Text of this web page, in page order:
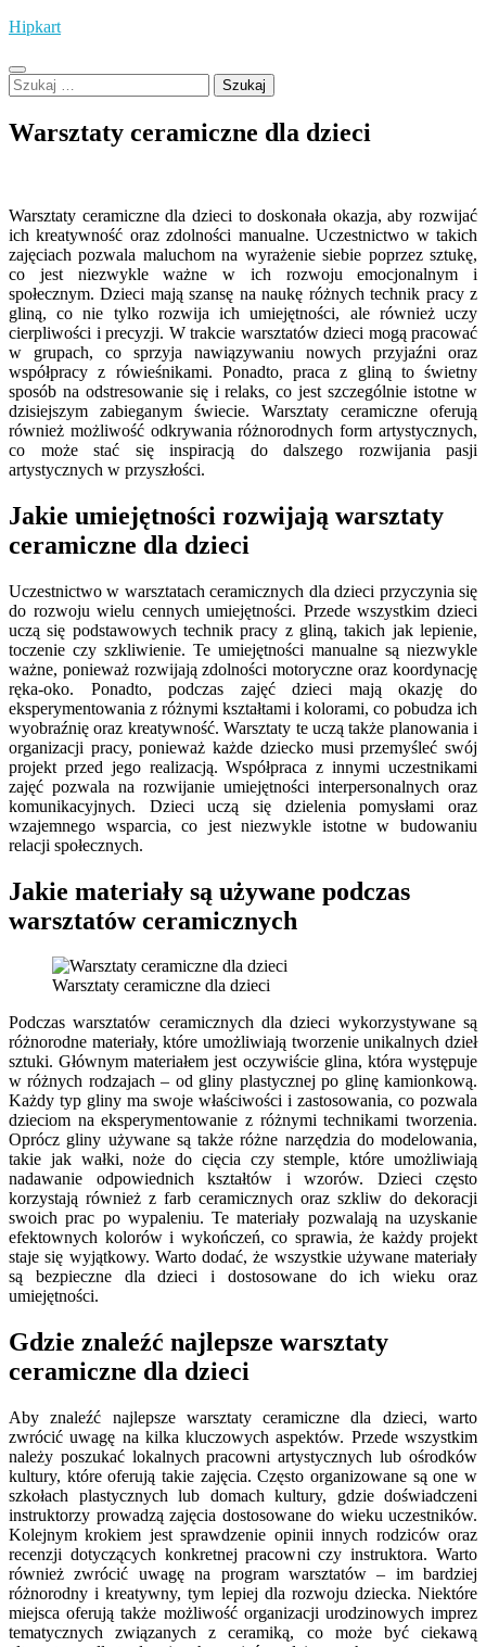
Skip
content
Hipkart
Szukaj:
Warsztaty ceramiczne dla dzieci
Warsztaty ceramiczne dla dzieci to doskonała okazja, aby rozwijać
ich kreatywność oraz zdolności manualne. Uczestnictwo w takich
zajęciach pozwala maluchom na wyrażenie siebie poprzez sztukę,
co jest niezwykle ważne w ich rozwoju emocjonalnym i
społecznym. Dzieci mają szansę na naukę różnych technik pracy z
gliną, co nie tylko rozwija ich umiejętności, ale również uczy
cierpliwości i precyzji. W trakcie warsztatów dzieci mogą pracować
w grupach, co sprzyja nawiązywaniu nowych przyjaźni oraz
współpracy z rówieśnikami. Ponadto, praca z gliną to świetny
sposób na odstresowanie się i relaks, co jest szczególnie istotne w
dzisiejszym zabieganym świecie. Warsztaty ceramiczne oferują
również możliwość odkrywania różnorodnych form artystycznych,
co może stać się inspiracją do dalszego rozwijania pasji
artystycznych w przyszłości.
Jakie umiejętności rozwijają warsztaty
ceramiczne dla dzieci
Uczestnictwo w warsztatach ceramicznych dla dzieci przyczynia się
do rozwoju wielu cennych umiejętności. Przede wszystkim dzieci
uczą się podstawowych technik pracy z gliną, takich jak lepienie,
toczenie czy szkliwienie. Te umiejętności manualne są niezwykle
ważne, ponieważ rozwijają zdolności motoryczne oraz koordynację
ręka-oko. Ponadto, podczas zajęć dzieci mają okazję do
eksperymentowania z różnymi kształtami i kolorami, co pobudza ich
wyobraźnię oraz kreatywność. Warsztaty te uczą także planowania i
organizacji pracy, ponieważ każde dziecko musi przemyśleć swój
projekt przed jego realizacją. Współpraca z innymi uczestnikami
zajęć pozwala na rozwijanie umiejętności interpersonalnych oraz
komunikacyjnych. Dzieci uczą się dzielenia pomysłami oraz
wzajemnego wsparcia, co jest niezwykle istotne w budowaniu
relacji społecznych.
Jakie materiały są używane podczas
warsztatów ceramicznych
Warsztaty ceramiczne dla dzieci
Podczas warsztatów ceramicznych dla dzieci wykorzystywane są
różnorodne materiały, które umożliwiają tworzenie unikalnych dzieł
sztuki. Głównym materiałem jest oczywiście glina, która występuje
w różnych rodzajach – od gliny plastycznej po glinę kamionkową.
Każdy typ gliny ma swoje właściwości i zastosowania, co pozwala
dzieciom na eksperymentowanie z różnymi technikami tworzenia.
Oprócz gliny używane są także różne narzędzia do modelowania,
takie jak wałki, noże do cięcia czy stemple, które umożliwiają
nadawanie odpowiednich kształtów i wzorów. Dzieci często
korzystają również z farb ceramicznych oraz szkliw do dekoracji
swoich prac po wypaleniu. Te materiały pozwalają na uzyskanie
efektownych kolorów i wykończeń, co sprawia, że każdy projekt
staje się wyjątkowy. Warto dodać, że wszystkie używane materiały
są bezpieczne dla dzieci i dostosowane do ich wieku oraz
umiejętności.
Gdzie znaleźć najlepsze warsztaty
ceramiczne dla dzieci
Aby znaleźć najlepsze warsztaty ceramiczne dla dzieci, warto
zwrócić uwagę na kilka kluczowych aspektów. Przede wszystkim
należy poszukać lokalnych pracowni artystycznych lub ośrodków
kultury, które oferują takie zajęcia. Często organizowane są one w
szkołach plastycznych lub domach kultury, gdzie doświadczeni
instruktorzy prowadzą zajęcia dostosowane do wieku uczestników.
Kolejnym krokiem jest sprawdzenie opinii innych rodziców oraz
recenzji dotyczących konkretnej pracowni czy instruktora. Warto
również zwrócić uwagę na program warsztatów – im bardziej
różnorodny i kreatywny, tym lepiej dla rozwoju dziecka. Niektóre
miejsca oferują także możliwość organizacji urodzinowych imprez
tematycznych związanych z ceramiką, co może być ciekawą